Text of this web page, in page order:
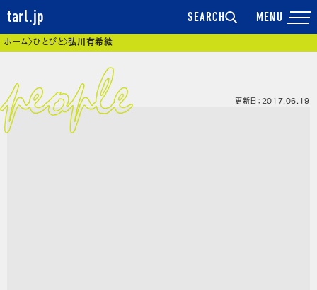
tarl.jp SEARCH
現在位置
ホーム ひとびと 弘川有希絵
更新日：2017.06.19